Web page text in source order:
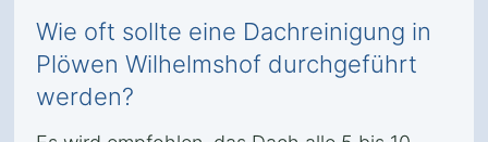
Wie oft sollte eine Dachreinigung in
Plöwen Wilhelmshof durchgeführt
werden?